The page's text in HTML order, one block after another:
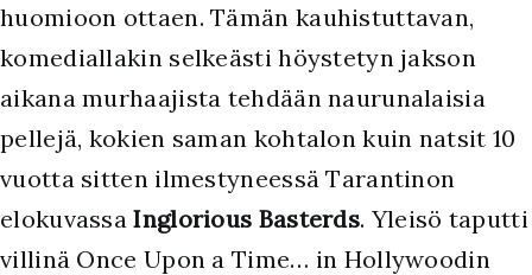
huomioon ottaen. Tämän kauhistuttavan,
komediallakin selkeästi höystetyn jakson
aikana murhaajista tehdään naurunalaisia
pellejä, kokien saman kohtalon kuin natsit 10
vuotta sitten ilmestyneessä Tarantinon
elokuvassaInglorious Basterds. Yleisö taputti
villinä Once Upon a Time… in Hollywoodin